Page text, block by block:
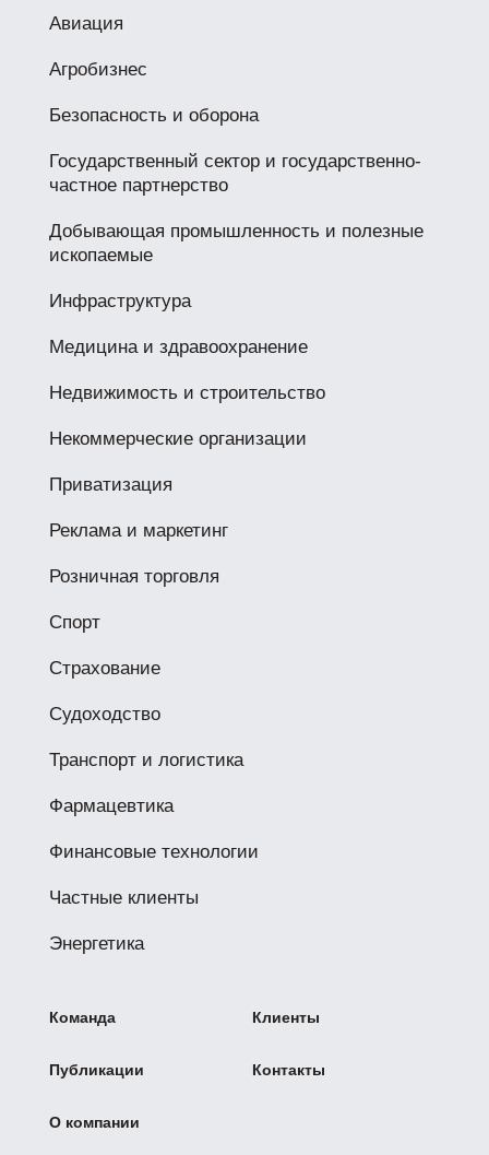
Авиация
Агробизнес
Безопасность и оборона
Государственный сектор и государственно-
частное партнерство
Добывающая промышленность и полезные
ископаемые
Инфраструктура
Медицина и здравоохранение
Недвижимость и строительство
Некоммерческие организации
Приватизация
Реклама и маркетинг
Розничная торговля
Спорт
Страхование
Судоходство
Транспорт и логистика
Фармацевтика
Финансовые технологии
Частные клиенты
Энергетика
Команда Клиенты
Публикации Контакты
О компании